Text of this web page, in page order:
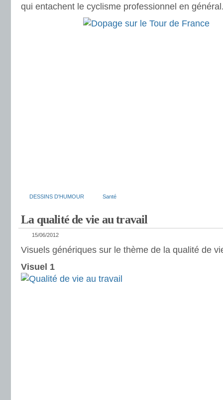
qui entachent le cyclisme professionnel en
DESSINS D'HUMOUR Santé
La qualité de vie au travail
15/06/2012
Visuels génériques sur le thème de la qualité de
Visuel 1